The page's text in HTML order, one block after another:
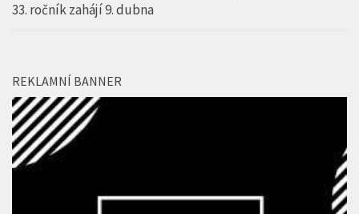
33. ročník zahájí 9. dubna
REKLAMNÍ BANNER